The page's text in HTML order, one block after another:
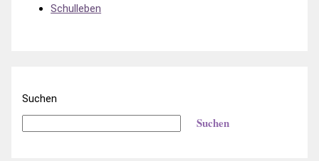
Schulleben
Suchen
Suchen